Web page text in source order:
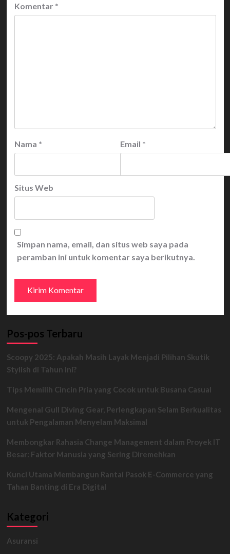
Komentar *
Nama * Email *
Situs Web
Simpan nama, email, dan situs web saya pada
peramban ini untuk komentar saya berikutnya.
Pos-pos Terbaru
Scoopy 2025: Apakah Masih Layak Menjadi Pilihan Skutik
Stylish di Tahun Ini?
Tips Memilih Cincin Pria yang Cocok untuk Busana Casual
Mengenal Gull Diving Gear, Perlengkapan Selam Berkualitas
untuk Pengalaman Menyelam Maksimal
Membongkar Rahasia Change Management dalam Proyek IT
Besar: Faktor Manusia yang Sering Diremehkan
Kunci Utama Membangun Rantai Pasok E-Commerce yang
Tahan Banting di Era Digital
Kategori
Asuransi